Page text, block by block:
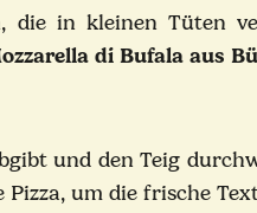
die in kleinen Tüten
di Bufala aus
und den Teig
um die frische